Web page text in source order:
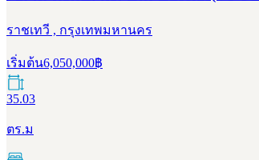
ราชเทวี , กรุงเทพมหานคร
เริ่มต้น6,050,000฿
35.03
ตร.ม